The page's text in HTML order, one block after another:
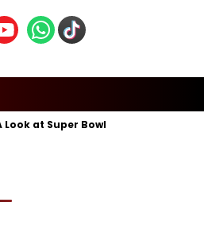
at Super Bowl Performances,